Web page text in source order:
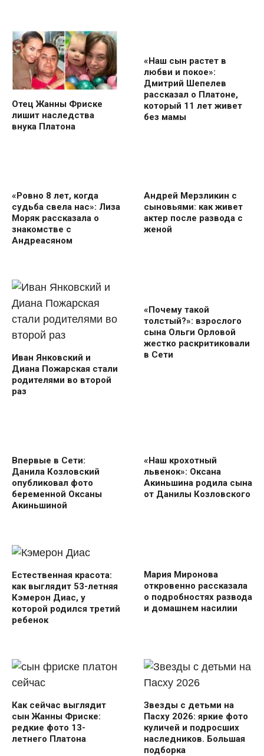
Отец Жанны Фриске
лишит наследства
внука Платона
«Наш сын растет в
любви и покое»:
Дмитрий Шепелев
рассказал о Платоне,
который 11 лет живет
без мамы
«Ровно 8 лет, когда
судьба свела нас»: Лиза
Моряк рассказала о
знакомстве с
Андреасяном
Андрей Мерзликин с
сыновьями: как живет
актер после развода с
женой
Иван Янковский и
Диана Пожарская стали
родителями во второй
раз
«Почему такой
толстый?»: взрослого
сына Ольги Орловой
жестко раскритиковали
в Сети
Впервые в Сети:
Данила Козловский
опубликовал фото
беременной Оксаны
Акиньшиной
«Наш крохотный
львенок»: Оксана
Акиньшина родила сына
от Данилы Козловского
Естественная красота:
как выглядит 53-летняя
Кэмерон Диас, у
которой родился третий
ребенок
Мария Миронова
откровенно рассказала
о подробностях развода
и домашнем насилии
Как сейчас выглядит
сын Жанны Фриске:
редкие фото 13-
летнего Платона
Звезды с детьми на
Пасху 2026: яркие фото
куличей и подросших
наследников. Большая
подборка